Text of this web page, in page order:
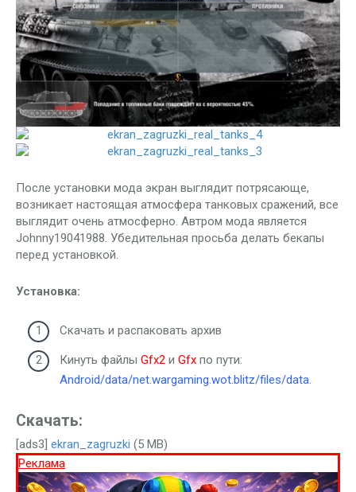
После установки мода экран выглядит потрясающе,
возникает настоящая атмосфера танковых сражений, все
выглядит очень атмосферно. Автром мода является
Johnny19041988. Убедительная просьба делать бекапы
перед установкой.
Установка:
Скачать и распаковать архив
Кинуть файлы Gfx2 и Gfx по пути:
Аndroid/data/net.wargaming.wot.blitz/files/data.
Скачать:
[ads3] ekran_zagruzki (5 MB)
Реклама